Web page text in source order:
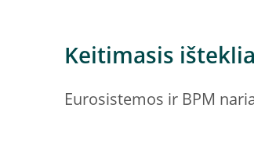
Keitimasis
Eurosistemos ir BPM